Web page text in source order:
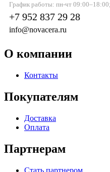
График работы: пн-чт
+7 952 837 29 28
info@novacera.ru
О компании
Контакты
Покупателям
Доставка
Оплата
Партнерам
Стать партнером